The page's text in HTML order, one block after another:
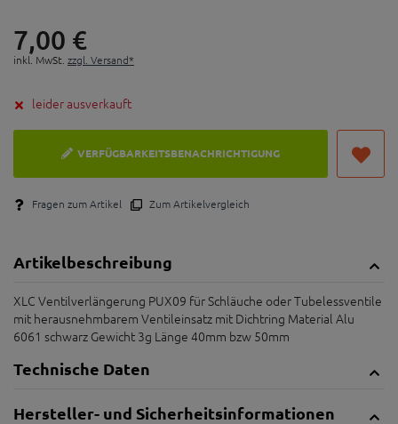
7,00 €
inkl. MwSt. zzgl. Versand*
leider ausverkauft
VERFÜGBARKEITSBENACHRICHTIGUNG
Fragen zum Artikel Zum Artikelvergleich
Artikelbeschreibung
XLC Ventilverlängerung PUX09 für Schläuche oder Tubelessventile
mit herausnehmbarem Ventileinsatz mit Dichtring Material Alu
6061 schwarz Gewicht 3g Länge 40mm bzw 50mm
Technische Daten
Hersteller- und Sicherheitsinformationen